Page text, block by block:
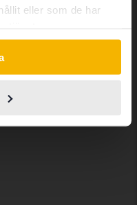
eller som de har